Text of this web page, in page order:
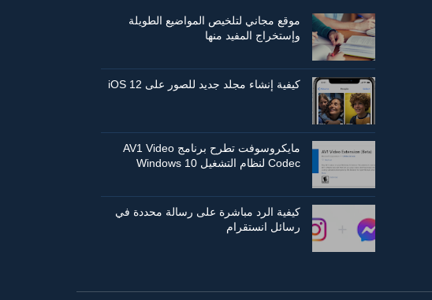
موقع مجاني لتلخيص المواضيع الطويلة
وإستخراج المفيد منها
كيفية إنشاء مجلد جديد للصور على iOS 12
مايكروسوفت تطرح برنامج AV1 Video
Codec لنظام التشغيل Windows 10
كيفية الرد مباشرة على رسالة محددة في
رسائل انستقرام